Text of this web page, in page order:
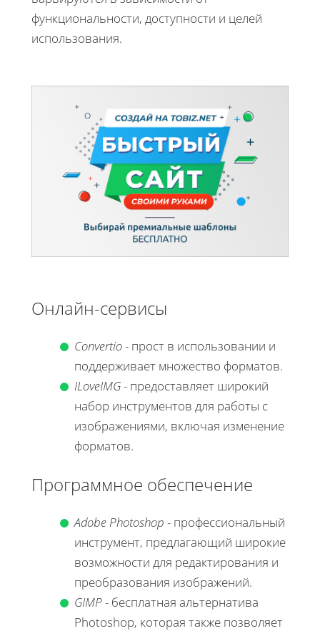
функциональности, доступности и целей
использования.
Онлайн-сервисы
Convertio- прост в использовании и
поддерживает множество форматов.
ILoveIMG- предоставляет широкий
набор инструментов для работы с
изображениями, включая изменение
форматов.
Программное обеспечение
Adobe Photoshop - профессиональный
инструмент, предлагающий широкие
возможности для редактирования и
преобразования изображений.
GIMP- бесплатная альтернатива
Photoshop, которая также позволяет